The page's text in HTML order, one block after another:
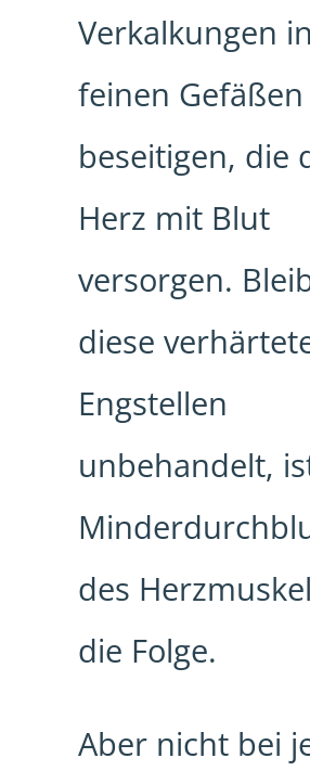
Verkalkungen
feinen Gefäßen
beseitigen, die
Herz mit Blut
versorgen.
diese
Engstellen
unbehandelt,
des
die Folge.
Aber nicht bei